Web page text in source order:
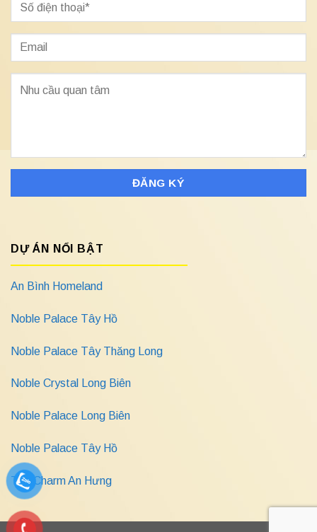
DỰ ÁN NỔI BẬT
An Bình Homeland
Noble Palace Tây Hồ
Noble Palace Tây Thăng Long
Noble Crystal Long Biên
Noble Palace Long Biên
Noble Palace Tây Hồ
The Charm An Hưng